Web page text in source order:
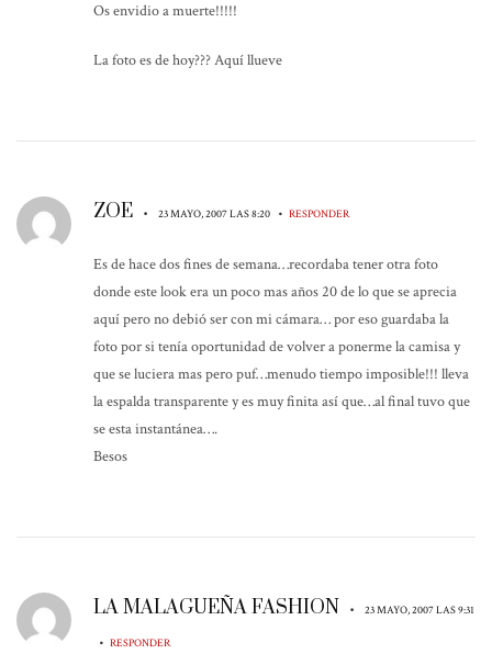
Os envidio a muerte!!!!!
La foto es de hoy??? Aquí llueve
ZOE • 23 MAYO, 2007 LAS 8:20 • RESPONDER
Es de hace dos fines de semana…recordaba tener otra foto
donde este look era un poco mas años 20 de lo que se aprecia
aquí pero no debió ser con mi cámara… por eso guardaba la
foto por si tenía oportunidad de volver a ponerme la camisa y
que se luciera mas pero puf…menudo tiempo imposible!!! lleva
la espalda transparente y es muy finita así que…al final tuvo que
se esta instantánea….
Besos
LA MALAGUEÑA FASHION • 23 MAYO, 2007 LAS 9:31
• RESPONDER